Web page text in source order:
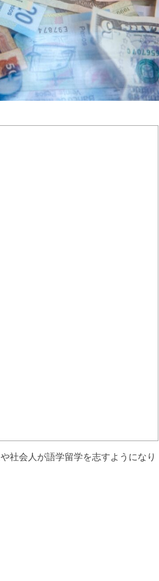
や社会人が語学留学を志すようになり